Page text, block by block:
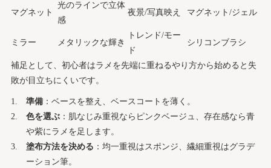
マグネット
光のラインで立体
感
夜景/写真映え マグネット/ジェル
ミラー メタリックな輝き
トレンド/モー
ド
シリコンブラシ
補足として、初心者はラメを先端に重ねるやり方から始めると失
敗が目立ちにくいです。
準備：ベースを整え、ベースコートを薄く。
色を選ぶ：肌なじみ重視ならピンクベージュ、存在感なら青
や紫にラメを足します。
塗布方法を決める ：均一重視はスポンジ、繊細重視はグラデ
ーション筆。